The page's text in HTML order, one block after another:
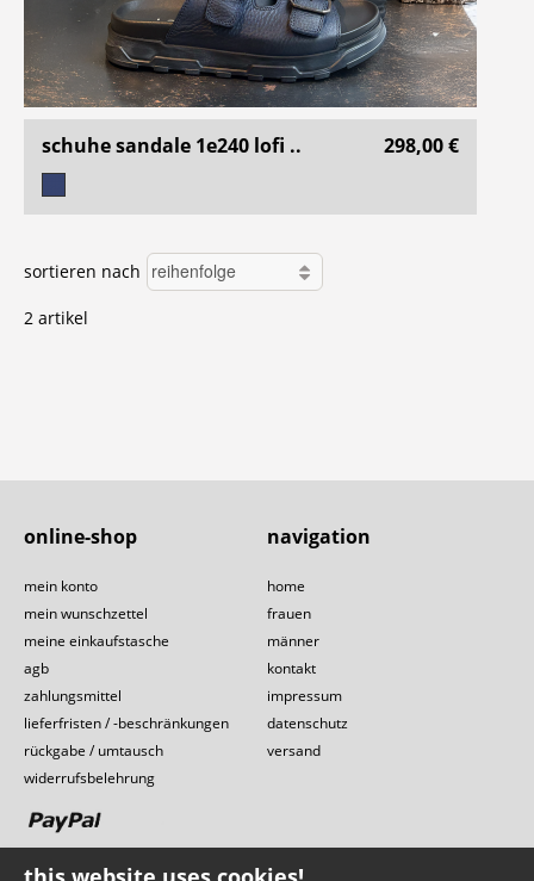
schuhe sandale 1e240 lofi .. 298,00 €
sortieren nach
2 artikel
navigation
home
frauen
männer
kontakt
impressum
datenschutz
versand
online-shop
mein konto
mein wunschzettel
meine einkaufstasche
agb
zahlungsmittel
lieferfristen / -beschränkungen
rückgabe / umtausch
widerrufsbelehrung